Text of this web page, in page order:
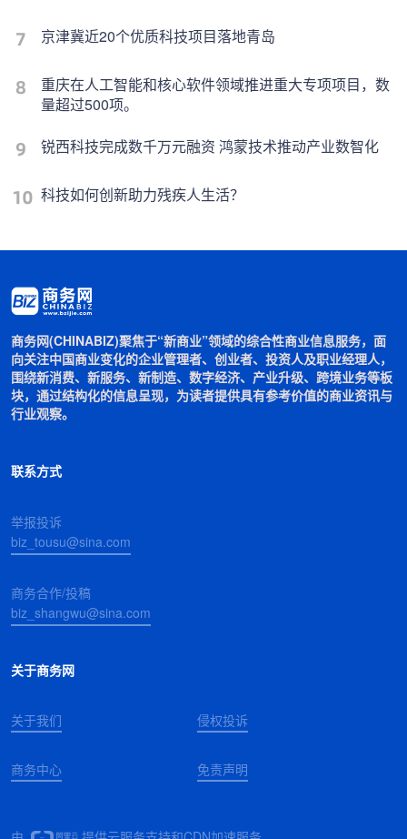
京津冀近20个优质科技项目落地青岛
重庆在人工智能和核心软件领域推进重大专项项目，数
量超过500项。
锐西科技完成数千万元融资 鸿蒙技术推动产业数智化
科技如何创新助力残疾人生活？
商务网(CHINABIZ)聚焦于“新商业”领域的综合性商业信息服务，面
向关注中国商业变化的企业管理者、创业者、投资人及职业经理人，
围绕新消费、新服务、新制造、数字经济、产业升级、跨境业务等板
块，通过结构化的信息呈现，为读者提供具有参考价值的商业资讯与
行业观察。
联系方式
举报投诉
biz_tousu@sina.com
商务合作/投稿
biz_shangwu@sina.com
关于商务网
关于我们 侵权投诉
商务中心 免责声明